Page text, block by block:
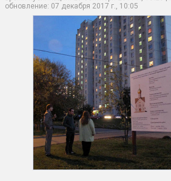
обновление: 07 декабря 2017 г., 10:05